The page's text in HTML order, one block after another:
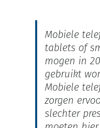
Mobiele
tablets of
mogen in
gebruikt
Mobiele
zorgen
slechter